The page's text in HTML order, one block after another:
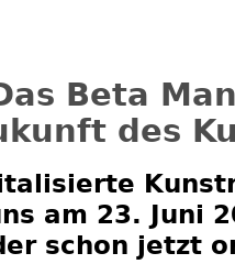
Beta
des
am 23. Juni
schon jetzt